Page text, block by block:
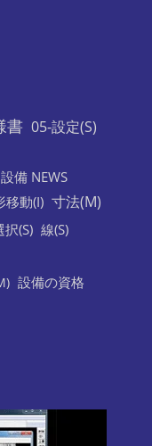
書 05-設定(S)
備 NEWS
移動(I) 寸法(M)
択(S) 線(S)
設備の資格